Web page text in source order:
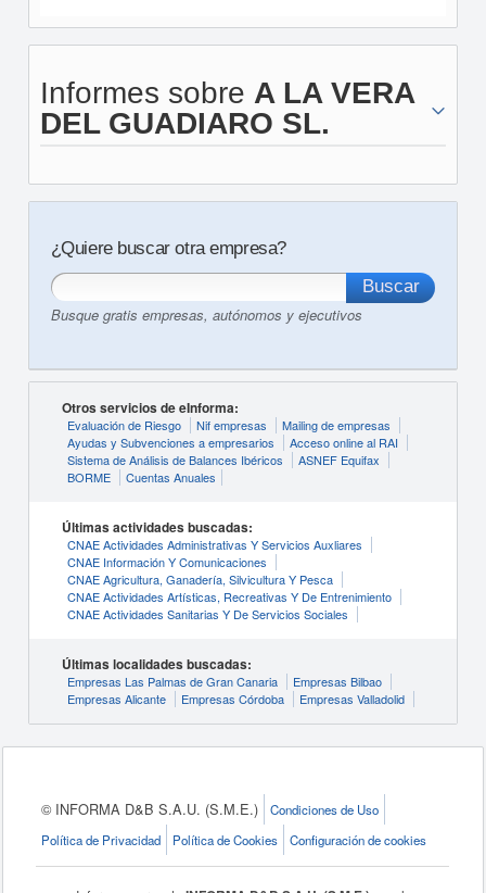
Informes sobre A LA VERA
DEL GUADIARO SL.
¿Quiere buscar otra empresa?
Busque gratis empresas, autónomos y ejecutivos
Otros servicios de eInforma:
Evaluación de Riesgo Nif empresas
Mailing de empresas
Ayudas y Subvenciones a empresarios
Acceso online al RAI
Sistema de Análisis de Balances Ibéricos
ASNEF Equifax
BORME
Cuentas Anuales
Últimas actividades buscadas:
CNAE Actividades Administrativas Y Servicios Auxliares
CNAE Información Y Comunicaciones
CNAE Agricultura, Ganadería, Silvicultura Y Pesca
CNAE Actividades Artísticas, Recreativas Y De Entrenimiento
CNAE Actividades Sanitarias Y De Servicios Sociales
Últimas localidades buscadas:
Empresas Las Palmas de Gran Canaria
Empresas Bilbao
Empresas Alicante
Empresas Córdoba Empresas Valladolid
© INFORMA D&B S.A.U. (S.M.E.)
Condiciones de Uso
Política de Privacidad
Política de Cookies Configuración de cookies